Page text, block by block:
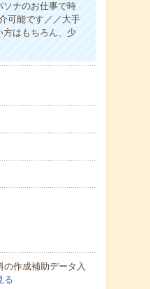
ソナのお仕事で時
可能です／／大手
方はもちろん、少
の作成補助データ入
る